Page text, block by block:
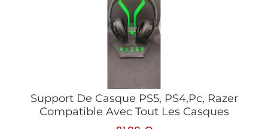
Support De Casque PS5, PS4,Pc, Razer
Compatible Avec Tout Les Casques